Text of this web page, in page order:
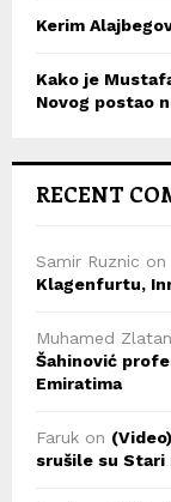
Kerim
Kako je
Novog postao
RECENT
Samir Ruznic on
Klagenfurtu,
Muhamed
Šahinović
Emiratima
Faruk on
srušile su Stari